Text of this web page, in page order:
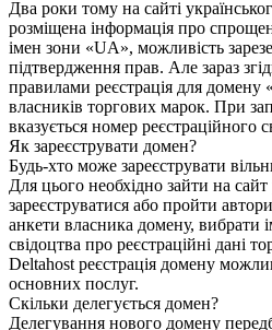
Два роки тому на сайті
розміщена інформація про
імен зони «UA», можливість
підтвердження прав. Але зараз
правилами реєстрація для
власників торгових марок. При
вказується номер реєстраційного
Як зареєструвати домен?
Будь-хто може зареєструвати
Для цього необхідно зайти на сайт
зареєструватися або пройти
анкети власника домену, вибрати
свідоцтва про реєстраційні дані
Deltahost реєстрація домену
основних послуг.
Скільки делегується домен?
Делегування нового домену